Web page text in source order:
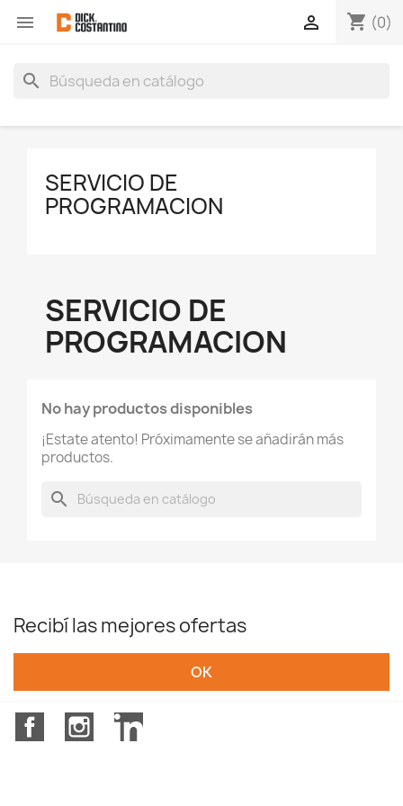
 shopping_cart (0)

search
SERVICIO DE
PROGRAMACION
SERVICIO DE
PROGRAMACION
No hay productos disponibles
¡Estate atento! Próximamente se añadirán más
productos.
search
Recibí las mejores ofertas
FacebookInstagramLinkedIn
Crear lista de deseos
Nombre de la lista de deseos